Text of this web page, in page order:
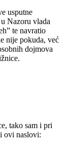
usputne
Nazoru vlada
te navratio
nije pokuda, već
dojmova
tako sam i pri
ovi naslovi: